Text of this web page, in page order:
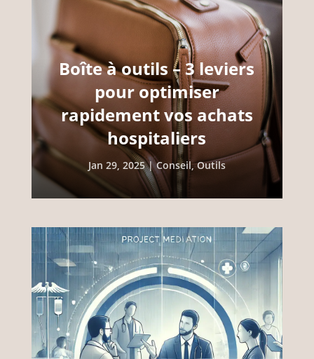
Boîte à outils – 3 leviers
pour optimiser
rapidement vos achats
hospitaliers
Jan 29, 2025|Conseil,Outils